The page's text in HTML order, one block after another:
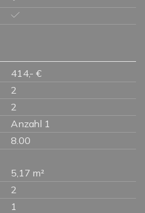
414,- €
2
2
Anzahl 1
8.00
5,17 m²
2
1